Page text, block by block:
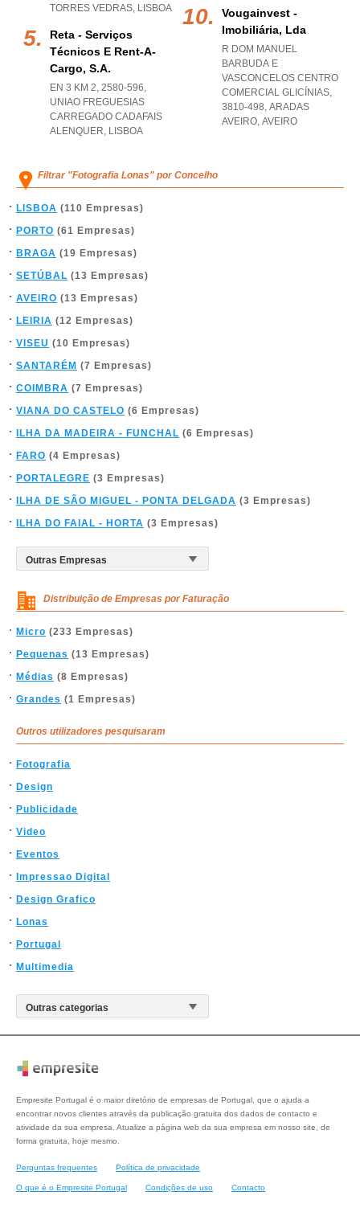
TORRES VEDRAS, LISBOA
Reta - Serviços
Técnicos E Rent-A-
Cargo, S.a.
EN 3 KM 2, 2580-596,
UNIAO FREGUESIAS
CARREGADO CADAFAIS
ALENQUER, LISBOA
Vougainvest -
Imobiliária, Lda
R DOM MANUEL
BARBUDA E
VASCONCELOS CENTRO
COMERCIAL GLICÍNIAS,
3810-498, ARADAS
AVEIRO, AVEIRO
Filtrar "Fotografia Lonas" por Concelho
LISBOA (110 Empresas)
PORTO (61 Empresas)
BRAGA (19 Empresas)
SETÚBAL (13 Empresas)
AVEIRO (13 Empresas)
LEIRIA (12 Empresas)
VISEU (10 Empresas)
SANTARÉM (7 Empresas)
COIMBRA (7 Empresas)
VIANA DO CASTELO (6 Empresas)
ILHA DA MADEIRA - FUNCHAL (6 Empresas)
FARO (4 Empresas)
PORTALEGRE (3 Empresas)
ILHA DE SÃO MIGUEL - PONTA DELGADA (3 Empresas)
ILHA DO FAIAL - HORTA (3 Empresas)
Distribuição de Empresas por Faturação
Micro (233 Empresas)
Pequenas (13 Empresas)
Médias (8 Empresas)
Grandes (1 Empresas)
Outros utilizadores pesquisaram
Fotografia
Design
Publicidade
Video
Eventos
Impressao Digital
Design Grafico
Lonas
Portugal
Multimedia
Empresite Portugal é o maior diretório de empresas de Portugal, que o ajuda a
encontrar novos clientes através da publicação gratuita dos dados de contacto e
atividade da sua empresa. Atualize a página web da sua empresa em nosso site, de
forma gratuita, hoje mesmo.
Perguntas frequentes Política de privacidade
O que é o Empresite Portugal Condições de uso Contacto